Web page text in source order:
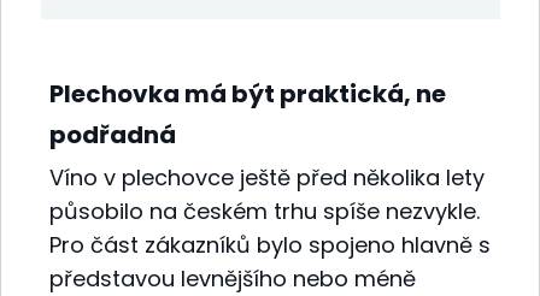
Plechovka má být praktická, ne
podřadná
Víno v plechovce ještě před několika lety
působilo na českém trhu spíše nezvykle.
Pro část zákazníků bylo spojeno hlavně s
představou levnějšího nebo méně